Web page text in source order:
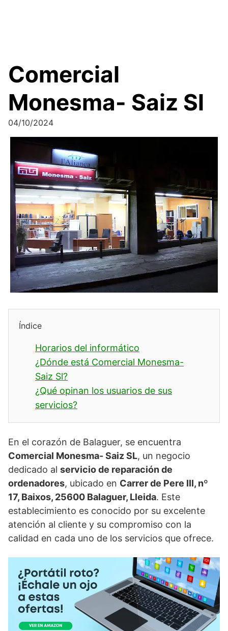
Comercial
Monesma- Saiz Sl
04/10/2024
Índice
Horarios del informático
¿Dónde está Comercial Monesma-
Saiz Sl?
¿Qué opinan los usuarios de sus
servicios?
En el corazón de Balaguer, se encuentra
Comercial Monesma- Saiz SL, un negocio
dedicado al servicio de reparación de
ordenadores, ubicado en Carrer de Pere III, nº
17, Baixos, 25600 Balaguer, Lleida. Este
establecimiento es conocido por su excelente
atención al cliente y su compromiso con la
calidad en cada uno de los servicios que ofrece.